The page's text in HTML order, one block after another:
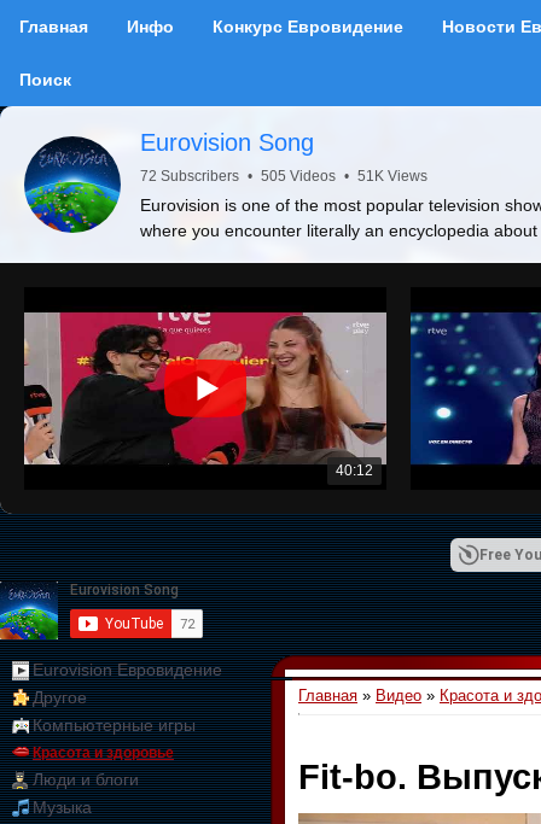
Главная Инфо Конкурс Евровидение Новости
Поиск
Eurovision Song
72 Subscribers • 505 Videos • 51K Views
Eurovision is one of the most popular television
where you encounter literally an encyclopedia
40:12
Free
Eurovision Евровидение
Другое
Компьютерные игры
Красота и здоровье
Люди и блоги
Музыка
Главная » Видео » Красота и
Fit-bo.